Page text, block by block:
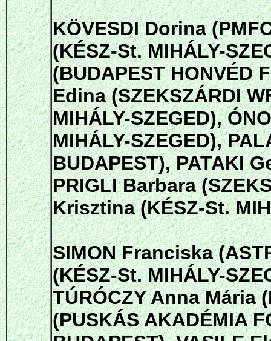
KÖVESDI Dorina
(KÉSZ-St. MIHÁLY-
(BUDAPEST HONVÉD
Edina (SZEKSZÁRDI
MIHÁLY-SZEGED),
MIHÁLY-SZEGED),
BUDAPEST), PATAKI
PRIGLI Barbara
Krisztina (KÉSZ-St.
SIMON Franciska
(KÉSZ-St. MIHÁLY-
TÚRÓCZY Anna Mária
(PUSKÁS AKADÉMIA